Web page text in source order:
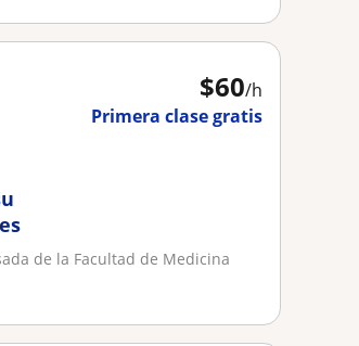
$60/h
Primera clase gratis
de la Facultad de Medicina